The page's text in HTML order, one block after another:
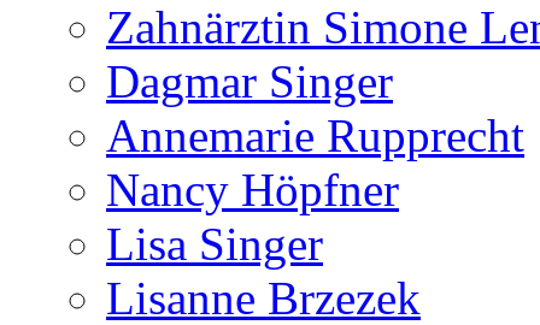
Zahnärztin Simone
Dagmar Singer
Annemarie Rupprecht
Nancy Höpfner
Lisa Singer
Lisanne Brzezek